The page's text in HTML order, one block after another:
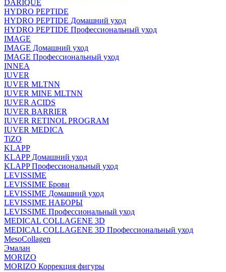
DARIQUE
HYDRO PEPTIDE
HYDRO PEPTIDE Домашний уход
HYDRO PEPTIDE Профессиональный уход
IMAGE
IMAGE Домашний уход
IMAGE Профессиональный уход
INNEA
IUVER
IUVER MLTNN
IUVER MINE MLTNN
IUVER ACIDS
IUVER BARRIER
IUVER RETINOL PROGRAM
IUVER MEDICA
TiZO
KLAPP
KLAPP Домашний уход
KLAPP Профессиональный уход
LEVISSIME
LEVISSIME Брови
LEVISSIME Домашний уход
LEVISSIME НАБОРЫ
LEVISSIME Профессиональный уход
MEDICAL COLLAGENE 3D
MEDICAL COLLAGENE 3D Профессиональный уход
MesoCollagen
Эмалан
MORIZO
MORIZO Коррекция фигуры